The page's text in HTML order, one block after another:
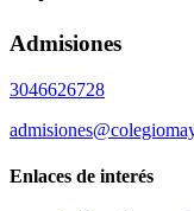
Admisiones
3046626728
Enlaces de interés